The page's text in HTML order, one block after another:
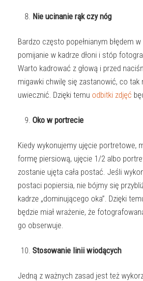
Nie ucinanie rąk czy nóg
Bardzo często popełnianym błędem
pomijanie w kadrze dłoni i stóp
Warto kadrować z głową i przed
migawki chwilę się zastanowić, co tak
uwiecznić. Dzięki temu odbitki zdjęć
Oko w portrecie
Kiedy wykonujemy ujęcie portretowe,
formę piersiową, ujęcie 1/2 albo
zostanie ujęta cała postać. Jeśli
postaci popiersia, nie bójmy się
kadrze „dominującego oka”. Dzięki
będzie miał wrażenie, że
go obserwuje.
Stosowanie linii wiodących
Jedną z ważnych zasad jest też